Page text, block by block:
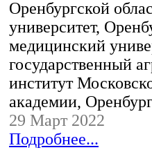
Оренбургской
университет,
медицинский
государственный
институт
академии,
29 Март 2022
Подробнее...